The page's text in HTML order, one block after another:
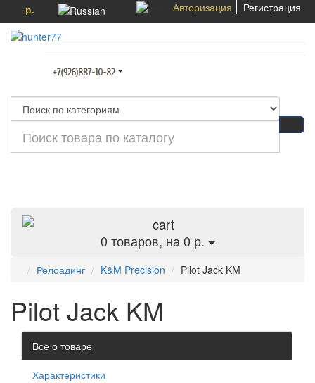
р. Авторизация Регистрация
0 товаров, на 0 р.
Релоадинг K&M Precision Pilot Jack KM
Pilot Jack KM
Все о товаре
Характеристики